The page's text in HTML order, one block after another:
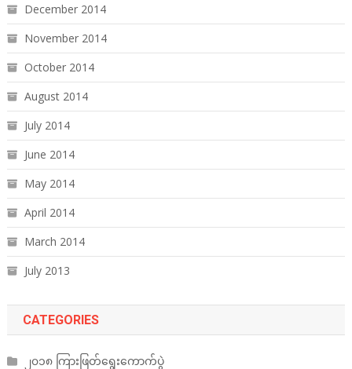
December 2014
November 2014
October 2014
August 2014
July 2014
June 2014
May 2014
April 2014
March 2014
July 2013
CATEGORIES
၂၀၁၈ ကြားဖြတ်ရွေးကောက်ပွဲ